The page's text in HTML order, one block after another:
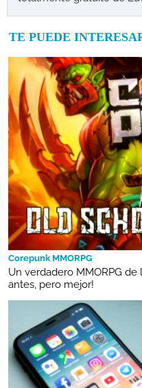
TE PUEDE
Corepunk MMORPG
Un verdadero MMORPG
antes, pero mejor!